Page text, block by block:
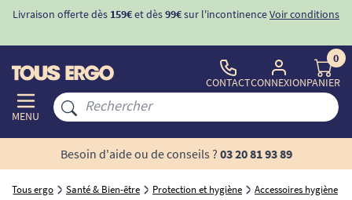
Livraison offerte dès 159€et dès99€sur l'incontinenceVoir conditions
MENU
CONTACTCONNEXION
0
PANIER
Besoin d'aide ou de conseils ? 03 20 81 93 89
Tous ergo Santé & Bien-être Protection et hygiène Accessoires hygiène